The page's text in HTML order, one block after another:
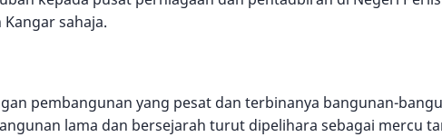
sahaja.
pembangunan yang pesat dan terbinanya bangunan-
lama dan bersejarah turut dipelihara sebagai mercu